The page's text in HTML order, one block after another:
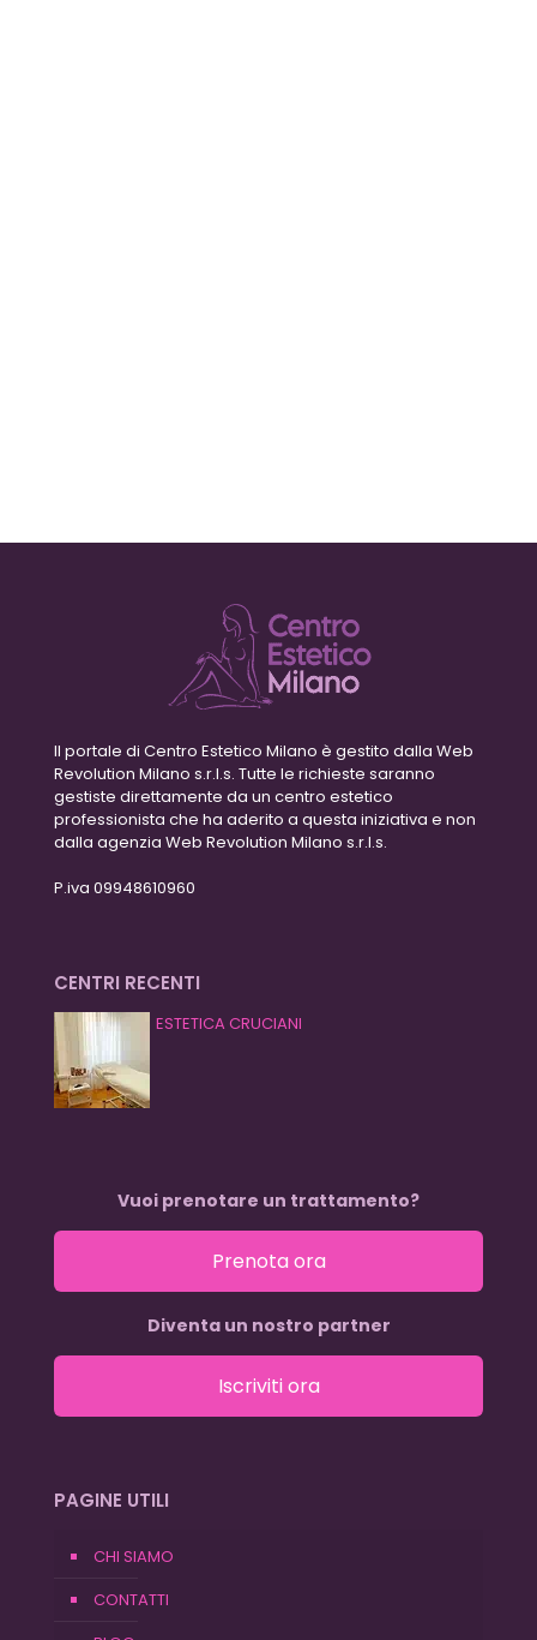
Il portale di Centro Estetico Milano è gestito dalla Web
Revolution Milano s.r.l.s. Tutte le richieste saranno
gestiste direttamente da un centro estetico
professionista che ha aderito a questa iniziativa e non
dalla agenzia Web Revolution Milano s.r.l.s.
P.iva 09948610960
CENTRI RECENTI
ESTETICA CRUCIANI
Vuoi prenotare un trattamento?
Prenota ora
Diventa un nostro partner
Iscriviti ora
PAGINE UTILI
CHI SIAMO
CONTATTI